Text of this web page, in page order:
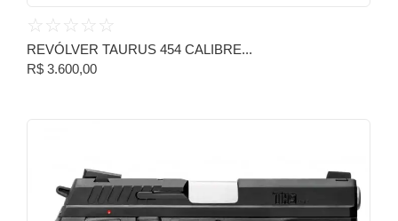
☆ ☆ ☆ ☆ ☆
REVÓLVER TAURUS 454 CALIBRE...
R$ 3.600,00